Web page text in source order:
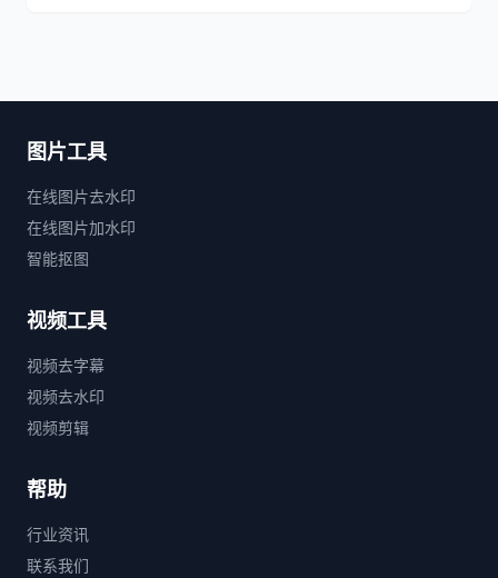
图片工具
在线图片去水印
在线图片加水印
智能抠图
视频工具
视频去字幕
视频去水印
视频剪辑
帮助
行业资讯
联系我们